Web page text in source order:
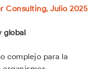
Consulting, Julio 2025
global
complejo para la